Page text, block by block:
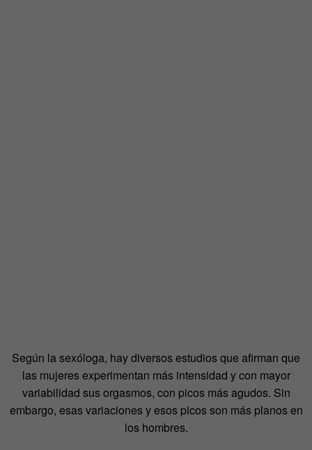
Según la sexóloga, hay diversos estudios que afirman que
las mujeres experimentan más intensidad y con mayor
variabilidad sus orgasmos, con picos más agudos. Sin
embargo, esas variaciones y esos picos son más planos en
los hombres.